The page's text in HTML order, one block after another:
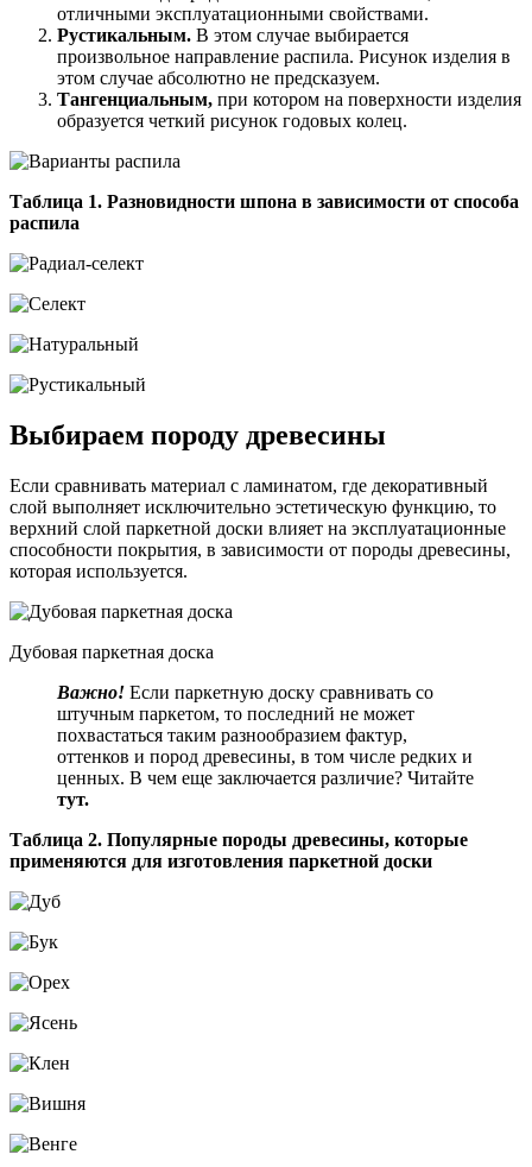
отличными эксплуатационными свойствами.
Рустикальным. В этом случае выбирается
произвольное направление распила. Рисунок изделия в
этом случае абсолютно не предсказуем.
Тангенциальным, при котором на поверхности изделия
образуется четкий рисунок годовых колец.
Таблица 1. Разновидности шпона в зависимости от способа
распила
Выбираем породу древесины
Если сравнивать материал с ламинатом, где декоративный
слой выполняет исключительно эстетическую функцию, то
верхний слой паркетной доски влияет на эксплуатационные
способности покрытия, в зависимости от породы древесины,
которая используется.
Дубовая паркетная доска
Важно! Если паркетную доску сравнивать со
штучным паркетом, то последний не может
похвастаться таким разнообразием фактур,
оттенков и пород древесины, в том числе редких и
ценных. В чем еще заключается различие? Читайте
тут.
Таблица 2. Популярные породы древесины, которые
применяются для изготовления паркетной доски